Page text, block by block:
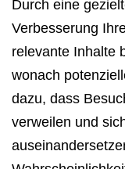
Durch eine
Verbesserung
relevante Inhalte
wonach
dazu, dass
verweilen und